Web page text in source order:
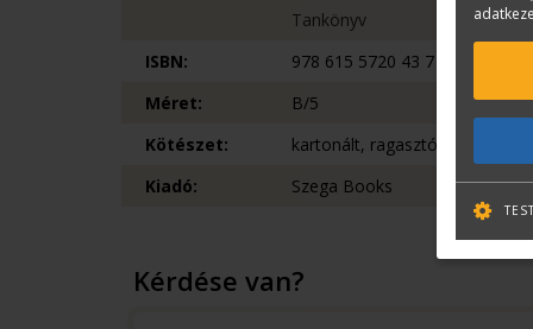
Tankönyv
ISBN:
978 615 5720 43 7
Méret:
B/5
Kötészet:
kartonált, ragasztókötött
Kiadó:
Szega Books
Kérdése van?